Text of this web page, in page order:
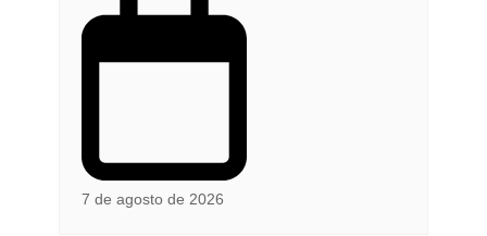
7 de agosto de 2026